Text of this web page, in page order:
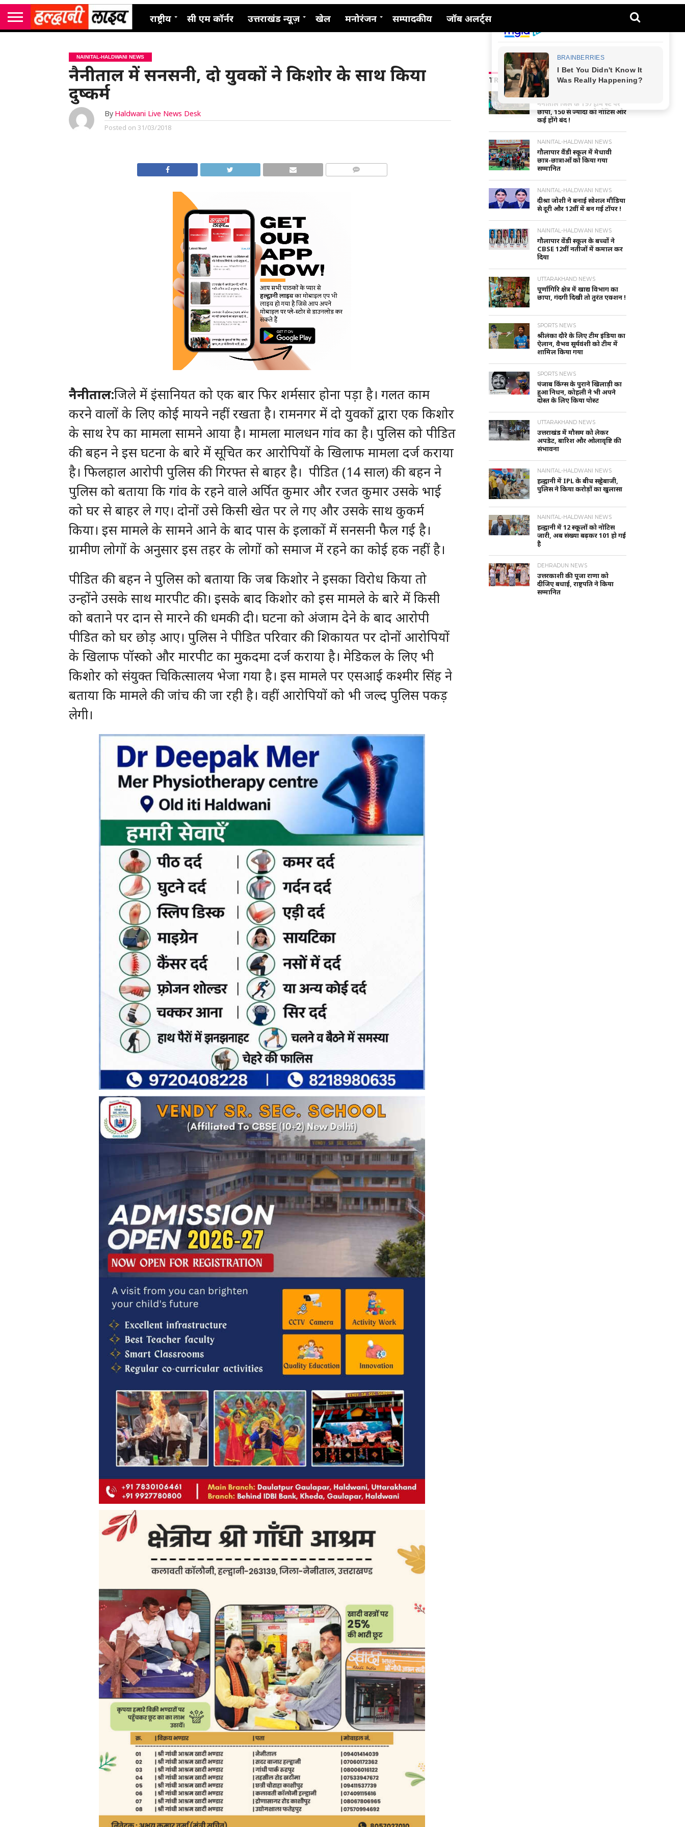
राष्ट्रीय सी एम कॉर्नर उत्तराखंड न्यूज़ खेल मनोरंजन सम्पादकीय जॉब अलर्ट्स
NAINITAL-HALDWANI NEWS
नैनीताल में सनसनी, दो युवकों ने किशोर के साथ किया
दुष्कर्म
By Haldwani Live News Desk
Posted on 31/03/2018
नैनीताल:जिले में इंसानियत को एक बार फिर शर्मसार होना पड़ा है। गलत काम
करने वालों के लिए कोई मायने नहीं रखता है। रामनगर में दो युवकों द्वारा एक किशोर
के साथ रेप का मामला सामने आया है। मामला मालधन गांव का है। पुलिस को पीडित
की बहन ने इस घटना के बारे में सूचित कर आरोपियों के खिलाफ मामला दर्ज कराया
है। फिलहाल आरोपी पुलिस की गिरफ्त से बाहर है। पीडित (14 साल) की बहन ने
पुलिस को बताया कि गांव के रहने वाले अर्पित कुमार और रजत कुमार उसके भाई
को घर से बाहर ले गए। दोनों उसे किसी खेत पर ले गए और उसके साथ कुकर्म
किया। इस मामले के सामने आने के बाद पास के इलाकों में सनसनी फैल गई है।
ग्रामीण लोगों के अनुसार इस तहर के लोगों को समाज में रहने का कोई हक नहीं है।
पीडित की बहन ने पुलिस को बताया कि जब किशोर ने इसका विरोध किया तो
उन्होंने उसके साथ मारपीट की। इसके बाद किशोर को इस मामले के बारे में किसी
को बताने पर दान से मारने की धमकी दी। घटना को अंजाम देने के बाद आरोपी
पीडित को घर छोड़ आए। पुलिस ने पीडित परिवार की शिकायत पर दोनों आरोपियों
के खिलाफ पॉस्को और मारपीट का मुकदमा दर्ज कराया है। मेडिकल के लिए भी
किशोर को संयुक्त चिकित्सालय भेजा गया है। इस मामले पर एसआई कश्मीर सिंह ने
बताया कि मामले की जांच की जा रही है। वहीं आरोपियों को भी जल्द पुलिस पकड़
लेगी।
TRENDING NEWS
UTTARAKHAND NEWS
नैनीताल जिले के 197 होम स्टे पर
छापा, 150 से ज्यादा को नोटिस और
कई होंगे बंद !
NAINITAL-HALDWANI NEWS
गौलापार वैंडी स्कूल में मेधावी
छात्र-छात्राओं को किया गया
सम्मानित
NAINITAL-HALDWANI NEWS
दीश्रा जोशी ने बनाई सोशल मीडिया
से दूरी और 12वीं में बन गई टॉपर !
NAINITAL-HALDWANI NEWS
गौलापार वेंडी स्कूल के बच्चों ने
CBSE 12वीं नतीजों में कमाल कर
दिया
UTTARAKHAND NEWS
पूर्णागिरि क्षेत्र में खाद्य विभाग का
छापा, गंदगी दिखी तो तुरंत एक्शन !
SPORTS NEWS
श्रीलंका दौरे के लिए टीम इंडिया का
ऐलान, वैभव सूर्यवंशी को टीम में
शामिल किया गया
SPORTS NEWS
पंजाब किंग्स के पुराने खिलाड़ी का
हुआ निधन, कोहली ने भी अपने
दोस्त के लिए किया पोस्ट
UTTARAKHAND NEWS
उत्तराखंड में मौसम को लेकर
अपडेट, बारिश और ओलावृष्टि की
संभावना
NAINITAL-HALDWANI NEWS
हल्द्वानी में IPL के बीच सट्टेबाजी,
पुलिस ने किया करोड़ों का खुलासा
NAINITAL-HALDWANI NEWS
हल्द्वानी में 12 स्कूलों को नोटिस
जारी, अब संख्या बढ़कर 101 हो गई
है
DEHRADUN NEWS
उत्तरकाशी की पूजा राणा को
दीजिए बधाई, राष्ट्रपति ने किया
सम्मानित